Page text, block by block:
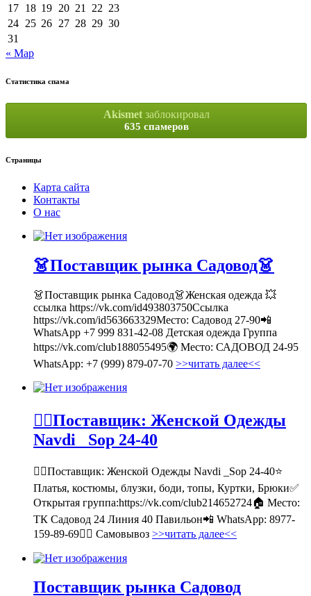
17 18 19 20 21 22 23
24 25 26 27 28 29 30
31
« Мар
Статистика спама
Akismetзаблокировал
635 спамеров
Страницы
Карта сайта
Контакты
О нас
👗Поставщик рынка Садовод👗
👗Поставщик рынка Садовод👗Женская одежда 💥
ссылка https://vk.com/id493803750Ссылка
https://vk.com/id563663329Место: Садовод 27-90📲
WhatsApp +7 999 831-42-08 Детская одежда Группа
https://vk.com/club188055495🌍 Место: САДОВОД 24-95
WhatsApp: +7 (999) 879-07-70 >>читать далее<<
💁‍♂Поставщик: Женской Одежды
Navdi _Sop 24-40
💁‍♂Поставщик: Женской Одежды Navdi _Sop 24-40⭐
Платья, костюмы, блузки, боди, топы, Куртки, Брюки✅
Открытая группа:https://vk.com/club214652724🏠 Место:
ТК Садовод 24 Линия 40 Павильон📲 WhatsApp: 8977-
159-89-69🚶‍♀ Самовывоз >>читать далее<<
Поставщик рынка Садовод